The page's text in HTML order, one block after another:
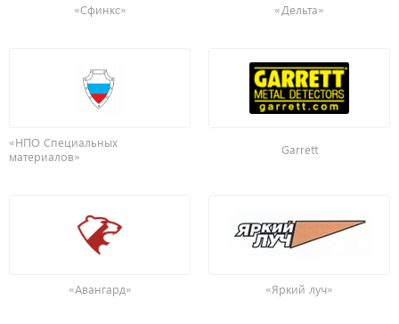
«Сфинкс» «Дельта»
«НПО Специальных
материалов»
Garrett
«Авангард» «Яркий луч»